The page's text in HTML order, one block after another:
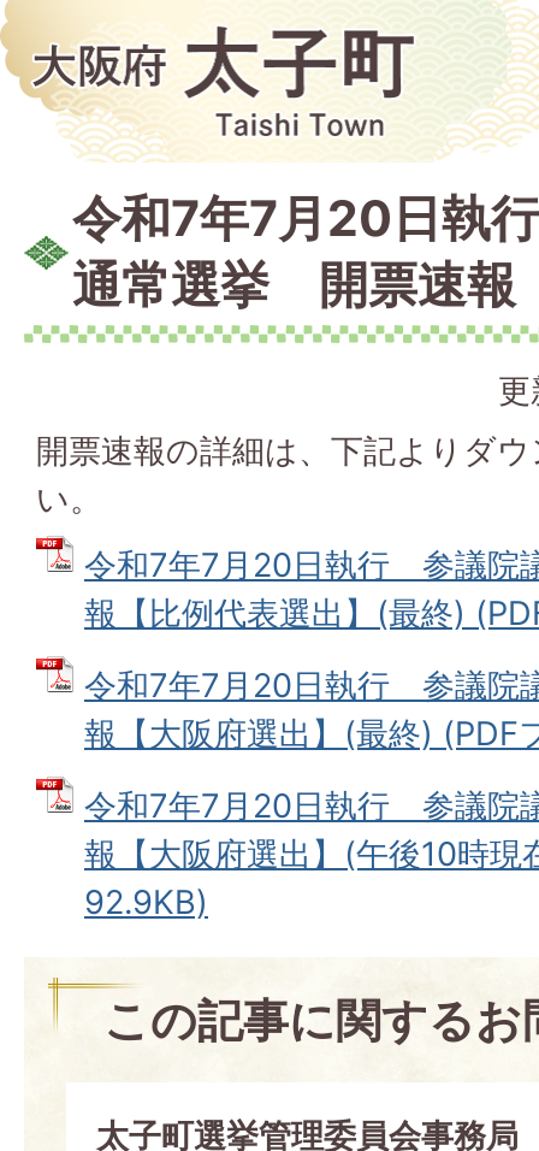
令和7年7月20日執
通常選挙 開票速報
開票速報の詳細は、下記よりダ
い。
令和7年7月20日執行 参議院
報【比例代表選出】(最終)
令和7年7月20日執行 参議院
報【大阪府選出】(最終) (PDF
令和7年7月20日執行 参議院
報【大阪府選出】(午後10時現
92.9KB)
この記事に関する
太子町選挙管理委員会事務局